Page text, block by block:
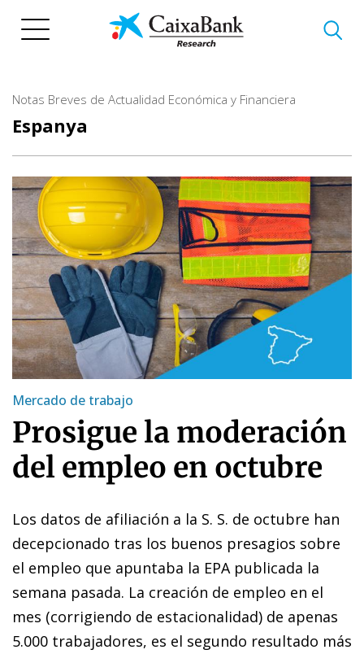
Notas Breves de Actualidad Económica y Financiera
Espanya
Mercado de trabajo
Prosigue la moderación
del empleo en octubre
Los datos de afiliación a la S. S. de octubre han
decepcionado tras los buenos presagios sobre
el empleo que apuntaba la EPA publicada la
semana pasada. La creación de empleo en el
mes (corrigiendo de estacionalidad) de apenas
5.000 trabajadores, es el segundo resultado más